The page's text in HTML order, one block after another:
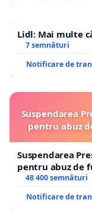
Lidl: Mai multe
7 semnături
Notificare de
Suspendarea
pentru abuz
Suspendarea
pentru abuz de
48 400 semnături
Notificare de